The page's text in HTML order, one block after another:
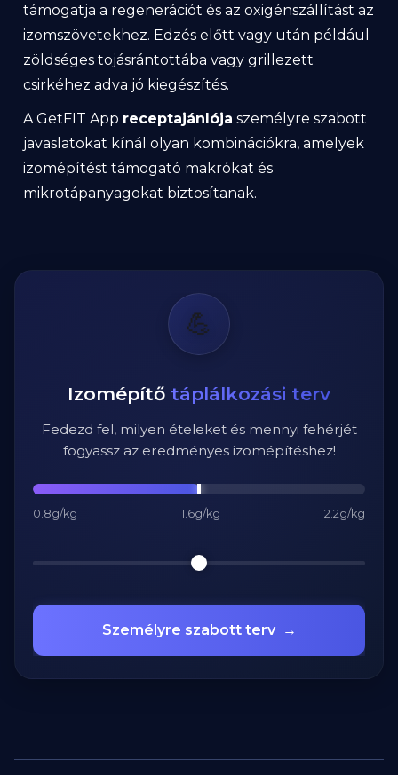
támogatja a regenerációt és az oxigénszállítást az
izomszövetekhez. Edzés előtt vagy után például
zöldséges tojásrántottába vagy grillezett
csirkéhez adva jó kiegészítés.
A GetFIT App receptajánlója személyre szabott
javaslatokat kínál olyan kombinációkra, amelyek
izomépítést támogató makrókat és
mikrotápanyagokat biztosítanak.
💪
Izomépítő táplálkozási terv
Fedezd fel, milyen ételeket és mennyi fehérjét
fogyassz az eredményes izomépítéshez!
0.8g/kg 1.6g/kg 2.2g/kg
Személyre szabott terv →